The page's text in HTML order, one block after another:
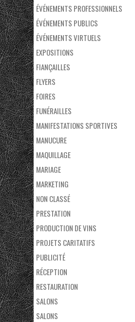
ÉVÉNEMENTS PROFESSIONNELS
ÉVÉNEMENTS PUBLICS
ÉVÉNEMENTS VIRTUELS
EXPOSITIONS
FIANÇAILLES
FLYERS
FOIRES
FUNÉRAILLES
MANIFESTATIONS SPORTIVES
MANUCURE
MAQUILLAGE
MARIAGE
MARKETING
NON CLASSÉ
PRESTATION
PRODUCTION DE VINS
PROJETS CARITATIFS
PUBLICITÉ
RÉCEPTION
RESTAURATION
SALONS
SALONS